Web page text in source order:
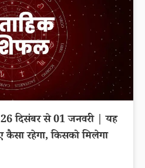
दिसंबर से 01 जनवरी | यह
कैसा रहेगा, किसको मिलेगा